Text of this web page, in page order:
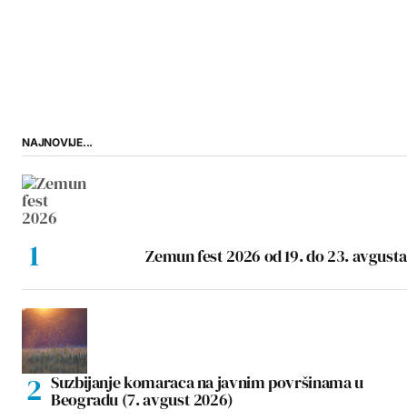
NAJNOVIJE...
Zemun fest 2026 od 19. do 23. avgusta
Suzbijanje komaraca na javnim površinama u
Beogradu (7. avgust 2026)